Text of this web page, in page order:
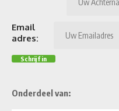
Email
adres:
Onderdeel van: